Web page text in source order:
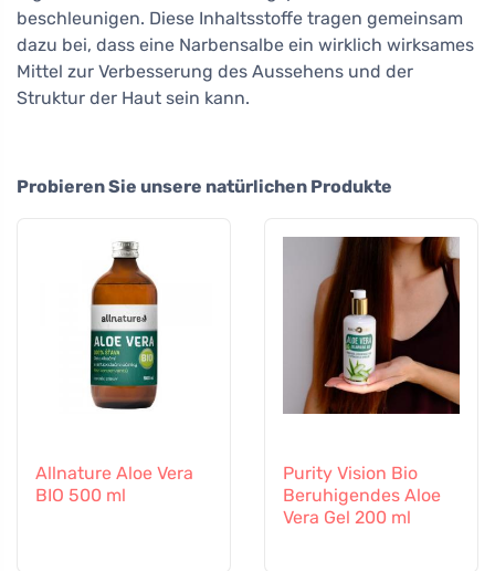
beschleunigen. Diese Inhaltsstoffe tragen gemeinsam
dazu bei, dass eine Narbensalbe ein wirklich wirksames
Mittel zur Verbesserung des Aussehens und der
Struktur der Haut sein kann.
Probieren Sie unsere natürlichen Produkte
Allnature Aloe Vera
BIO 500 ml
Purity Vision Bio
Beruhigendes Aloe
Vera Gel 200 ml